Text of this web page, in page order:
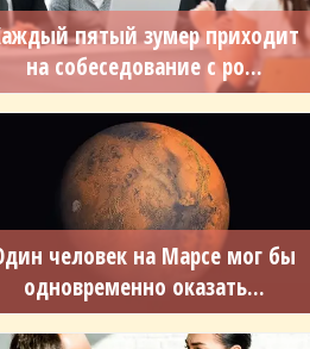
пятый зумер приходит
на собеседование с ро...
человек на Марсе мог бы
одновременно оказать...